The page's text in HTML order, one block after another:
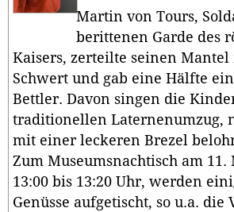
Martin von Tours,
berittenen Garde des
Kaisers, zerteilte seinen
Schwert und gab eine Hälfte
Bettler. Davon singen die
traditionellen Laternenumzug,
mit einer leckeren Brezel
Zum Museumsnachtisch am 11.
13:00 bis 13:20 Uhr, werden
Genüsse aufgetischt, so u.a. die